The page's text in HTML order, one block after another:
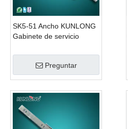
SK5-51 Ancho KUNLONG
Gabinete de servicio
corredera Drenaje
deslizante Preguntar